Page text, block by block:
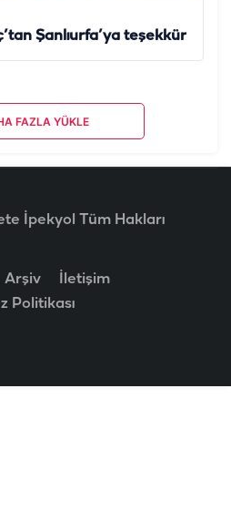
Şanlıurfa’ya teşekkür
FAZLA YÜKLE
İpekyol Tüm Hakları
Arşiv
İletişim
Politikası